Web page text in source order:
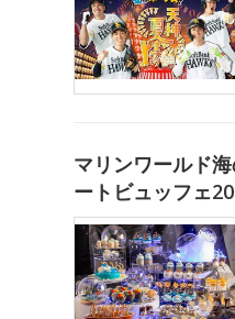
マリンワールド
ートビュッフェ